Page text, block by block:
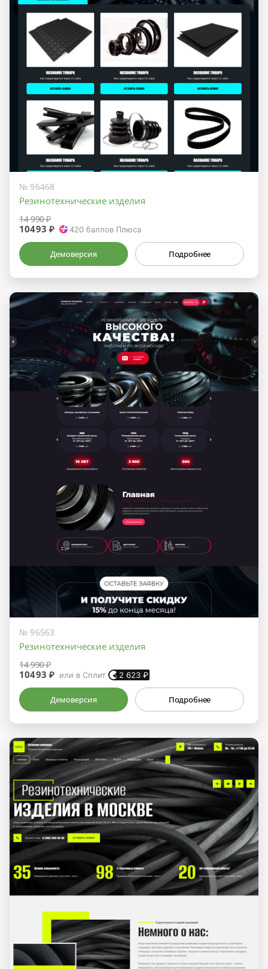
№ 96468
Резинотехнические изделия
14 990 ₽
10493 ₽ 420 баллов Плюса
Демоверсия Подробнее
№ 96563
Резинотехнические изделия
14 990 ₽
10493 ₽ или в Сплит 2 623 ₽
Демоверсия Подробнее